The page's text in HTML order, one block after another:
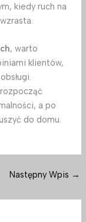
kiedy ruch na
, warto
klientów,
a po
do domu.
Następny Wpis →